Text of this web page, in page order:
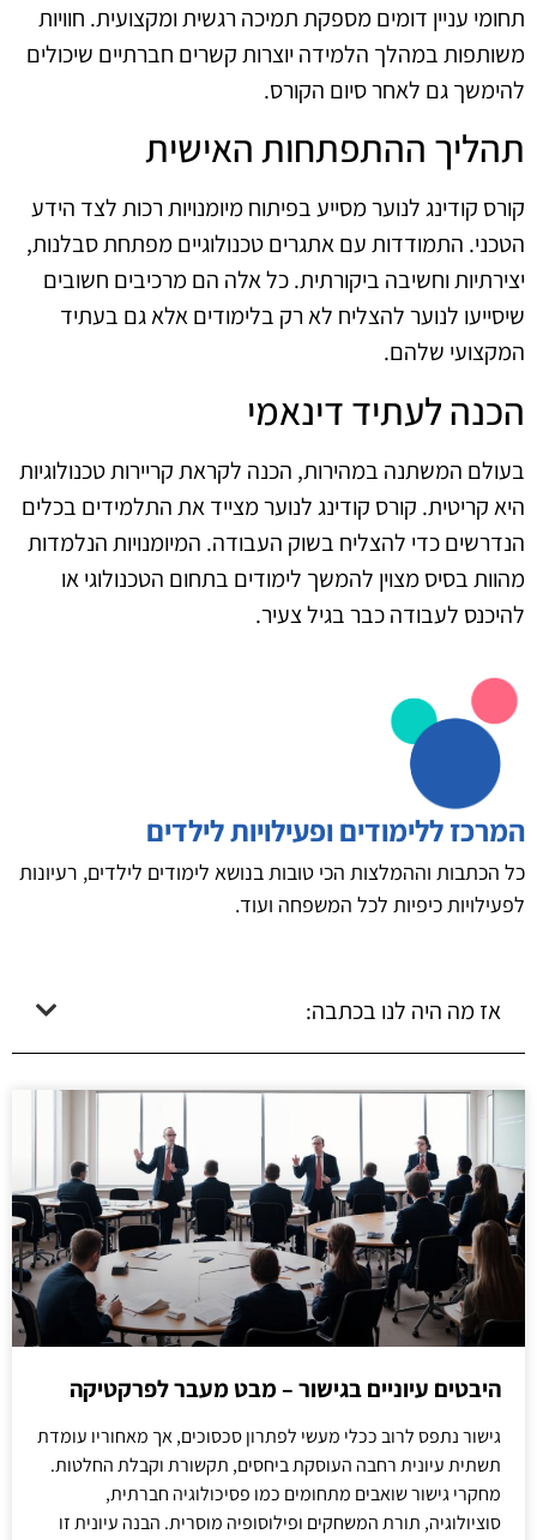
תחומי עניין דומים מספקת תמיכה רגשית ומקצועית. חוויות
משותפות במהלך הלמידה יוצרות קשרים חברתיים שיכולים
להימשך גם לאחר סיום הקורס.
תהליך ההתפתחות האישית
קורס קודינג לנוער מסייע בפיתוח מיומנויות רכות לצד הידע
הטכני. התמודדות עם אתגרים טכנולוגיים מפתחת סבלנות,
יצירתיות וחשיבה ביקורתית. כל אלה הם מרכיבים חשובים
שיסייעו לנוער להצליח לא רק בלימודים אלא גם בעתיד
המקצועי שלהם.
הכנה לעתיד דינאמי
בעולם המשתנה במהירות, הכנה לקראת קריירות טכנולוגיות
היא קריטית. קורס קודינג לנוער מצייד את התלמידים בכלים
הנדרשים כדי להצליח בשוק העבודה. המיומנויות הנלמדות
מהוות בסיס מצוין להמשך לימודים בתחום הטכנולוגי או
להיכנס לעבודה כבר בגיל צעיר.
המרכז ללימודים ופעילויות לילדים
כל הכתבות וההמלצות הכי טובות בנושא לימודים לילדים, רעיונות
לפעילויות כיפיות לכל המשפחה ועוד.
אז מה היה לנו בכתבה:
היבטים עיוניים בגישור – מבט מעבר לפרקטיקה
גישור נתפס לרוב ככלי מעשי לפתרון סכסוכים, אך מאחוריו עומדת
תשתית עיונית רחבה העוסקת ביחסים, תקשורת וקבלת החלטות.
מחקרי גישור שואבים מתחומים כמו פסיכולוגיה חברתית,
סוציולוגיה, תורת המשחקים ופילוסופיה מוסרית. הבנה עיונית זו